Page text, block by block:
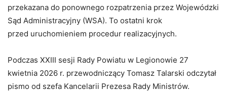
przekazana do ponownego rozpatrzenia przez Wojewódzki
Sąd Administracyjny (WSA). To ostatni krok
przed uruchomieniem procedur realizacyjnych.
Podczas XXIII sesji Rady Powiatu w Legionowie 27
kwietnia 2026 r. przewodniczący Tomasz Talarski odczytał
pismo od szefa Kancelarii Prezesa Rady Ministrów.